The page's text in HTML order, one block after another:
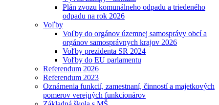
Plán zvozu komunálneho odpadu a triedeného
odpadu na rok 2026
Voľby
Voľby do orgánov územnej samosprávy obcí a
orgánov samosprávnych krajov 2026
Voľby prezidenta SR 2024
Voľby do EU parlamentu
Referendum 2026
Referendum 2023
Oznámenia funkcií, zamestnaní, činností a majetkových
pomerov verejných funkcionárov